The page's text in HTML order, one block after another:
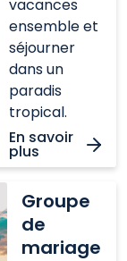
vacances
ensemble et
séjourner
dans un
paradis
tropical.
En savoir
plus
Groupe
de
mariage